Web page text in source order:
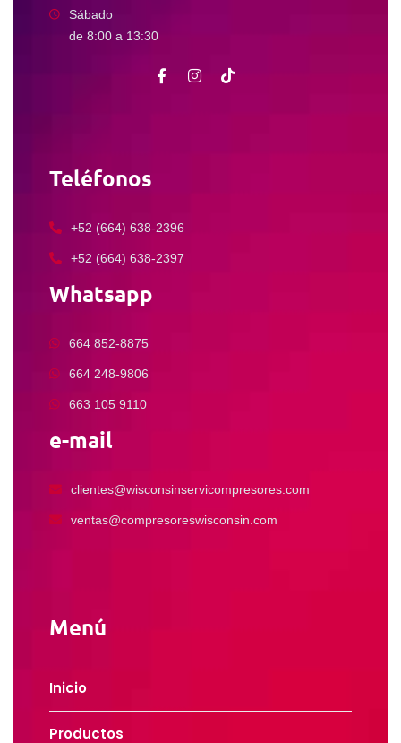
Sábado
de 8:00 a 13:30
Teléfonos
+52 (664) 638-2396
+52 (664) 638-2397
Whatsapp
664 852-8875
664 248-9806
663 105 9110
e-mail
clientes@wisconsinservicompresores.com
ventas@compresoreswisconsin.com
Menú
Inicio
Productos